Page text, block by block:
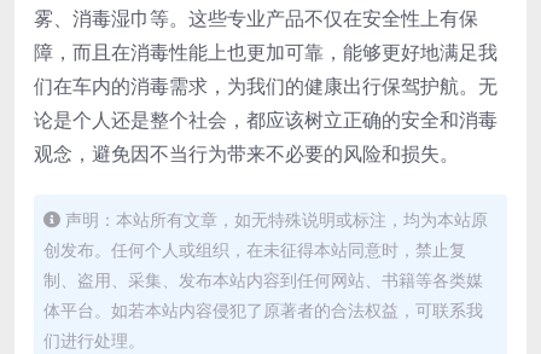
雾、消毒湿巾等。这些专业产品不仅在安全性上有保
障，而且在消毒性能上也更加可靠，能够更好地满足我
们在车内的消毒需求，为我们的健康出行保驾护航。无
论是个人还是整个社会，都应该树立正确的安全和消毒
观念，避免因不当行为带来不必要的风险和损失。
声明：本站所有文章，如无特殊说明或标注，均为本站原
创发布。任何个人或组织，在未征得本站同意时，禁止复
制、盗用、采集、发布本站内容到任何网站、书籍等各类媒
体平台。如若本站内容侵犯了原著者的合法权益，可联系我
们进行处理。